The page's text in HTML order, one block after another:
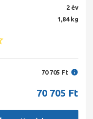
2 év
1,84 kg
70 705 Ft
70 705 Ft